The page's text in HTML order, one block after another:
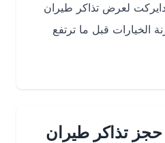
لعرض تذاكر طيران
قبل ما ترتفع
طيران